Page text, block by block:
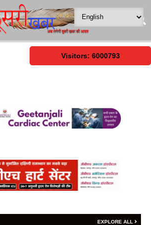
Visitors: 6000793
EXPLORE ALL